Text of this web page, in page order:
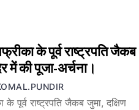
के पूर्व राष्ट्रपति जैकब
में की पूजा-अर्चना।
के पूर्व राष्ट्रपति जैकब जुमा, दक्षिण